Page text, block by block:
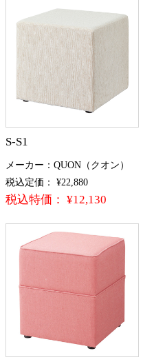
S-S1
メーカー：QUON（クオン）
税込定価： ¥22,880
税込特価： ¥12,130